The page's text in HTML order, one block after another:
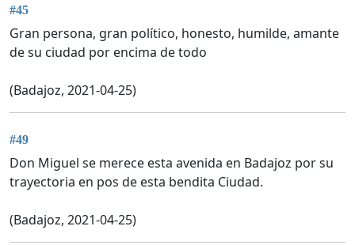
#45
Gran persona, gran político, honesto, humilde, amante
de su ciudad por encima de todo
(Badajoz, 2021-04-25)
#49
Don Miguel se merece esta avenida en Badajoz por su
trayectoria en pos de esta bendita Ciudad.
(Badajoz, 2021-04-25)